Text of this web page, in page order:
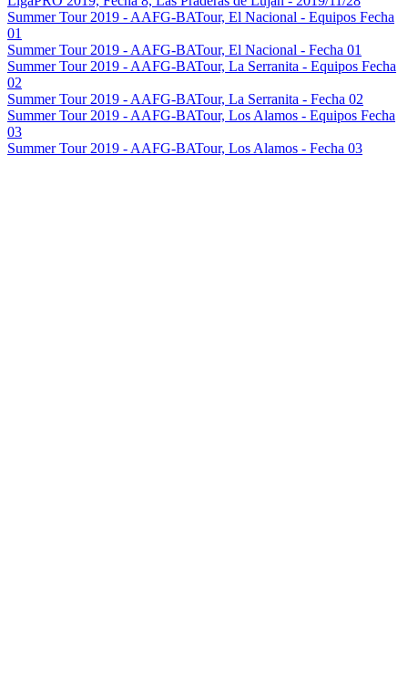
Summer Tour 2019 - AAFG-BATour, El Nacional - Equipos Fecha
01
Summer Tour 2019 - AAFG-BATour, El Nacional - Fecha 01
Summer Tour 2019 - AAFG-BATour, La Serranita - Equipos Fecha
02
Summer Tour 2019 - AAFG-BATour, La Serranita - Fecha 02
Summer Tour 2019 - AAFG-BATour, Los Alamos - Equipos Fecha
03
Summer Tour 2019 - AAFG-BATour, Los Alamos - Fecha 03